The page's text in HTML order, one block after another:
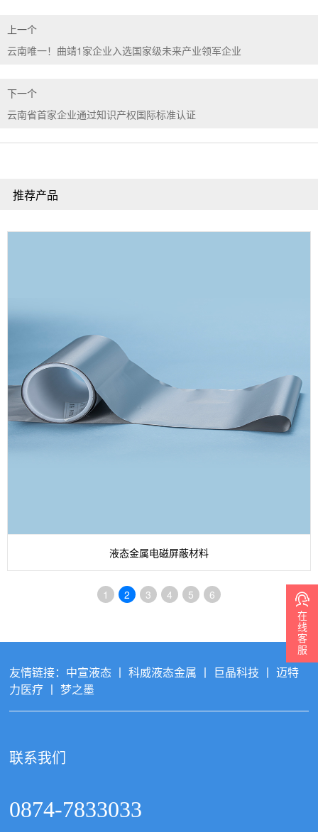
上一个
云南唯一！曲靖1家企业入选国家级未来产业领军企业
下一个
云南省首家企业通过知识产权国际标准认证
推荐产品
液态金属电磁屏蔽材料
1 2 3 4 5 6
友情链接： 中宣液态 丨科威液态金属 丨 巨晶科技 丨迈特
力医疗 丨 梦之墨
联系我们
0874-7833033
在
线
客
服